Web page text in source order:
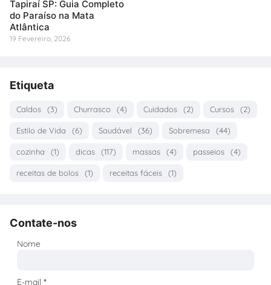
Tapiraí SP: Guia Completo
do Paraíso na Mata
Atlântica
19 Fevereiro, 2026
Etiqueta
Caldos (3) Churrasco (4) Cuidados (2) Cursos (2)
Estilo de Vida (6) Saudável (36) Sobremesa (44)
cozinha (1) dicas (117) massas (4) passeios (4)
receitas de bolos (1) receitas fáceis (1)
Contate-nos
Nome
E-mail*